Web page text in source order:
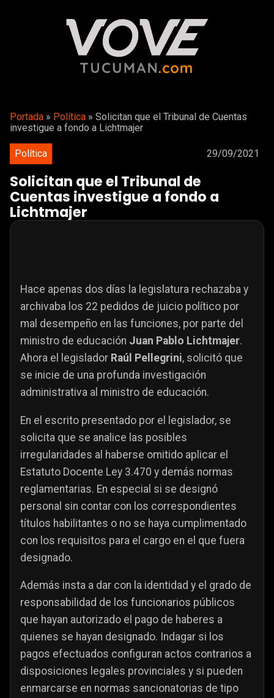
Portada » Política » Solicitan que el Tribunal de Cuentas
investigue a fondo a Lichtmajer
Política 29/09/2021
Solicitan que el Tribunal de
Cuentas investigue a fondo a
Lichtmajer
Hace apenas dos días la legislatura rechazaba y
archivaba los 22 pedidos de juicio político por
mal desempeño en las funciones, por parte del
ministro de educación Juan Pablo Lichtmajer.
Ahora el legislador Raúl Pellegrini, solicitó que
se inicie de una profunda investigación
administrativa al ministro de educación.
En el escrito presentado por el legislador, se
solicita que se analice las posibles
irregularidades al haberse omitido aplicar el
Estatuto Docente Ley 3.470 y demás normas
reglamentarias. En especial si se designó
personal sin contar con los correspondientes
títulos habilitantes o no se haya cumplimentado
con los requisitos para el cargo en el que fuera
designado.
Además insta a dar con la identidad y el grado de
responsabilidad de los funcionarios públicos
que hayan autorizado el pago de haberes a
quienes se hayan designado. Indagar si los
pagos efectuados configuran actos contrarios a
disposiciones legales provinciales y si pueden
enmarcarse en normas sancionatorias de tipo